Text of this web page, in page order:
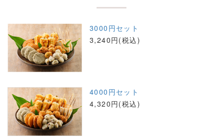
3000円セット
3,240円(税込)
4000円セット
4,320円(税込)